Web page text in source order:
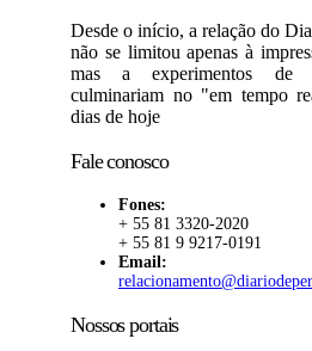
Desde o início, a relação do
não se limitou apenas à
mas a experimentos de
culminariam no "em tempo
dias de hoje
Fale conosco
Fones:
+ 55 81 3320-2020
+ 55 81 9 9217-0191
Email:
Nossos portais